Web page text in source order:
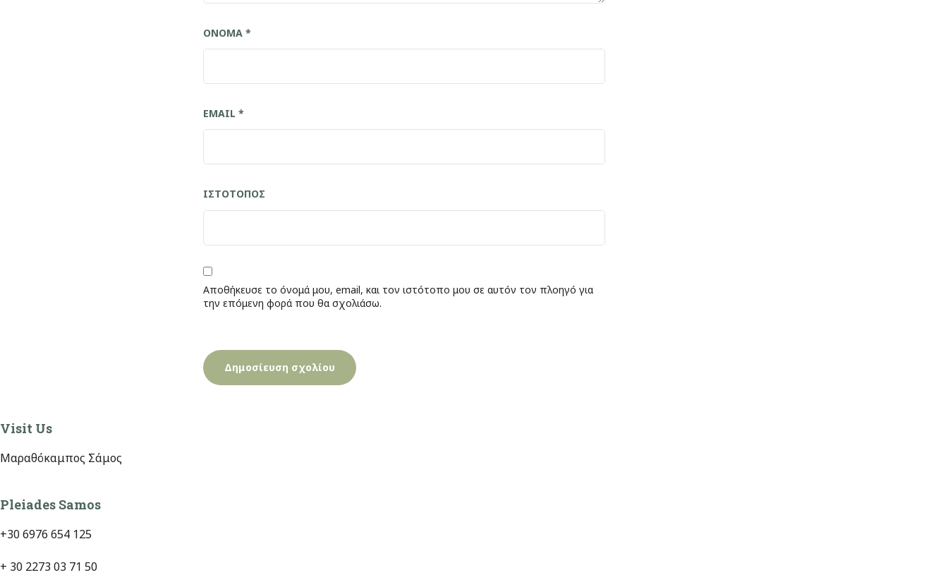
ΌΝΟΜΑ *
EMAIL *
ΙΣΤΌΤΟΠΟΣ
Αποθήκευσε το όνομά μου, email, και τον ιστότοπο μου σε αυτόν τον πλοηγό για
την επόμενη φορά που θα σχολιάσω.
Visit Us
Μαραθόκαμπος Σάμος
Pleiades Samos
+30 6976 654 125
+ 30 2273 03 71 50